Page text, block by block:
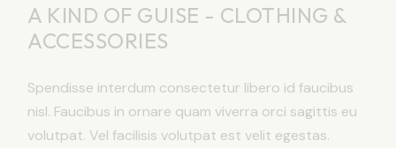
A KIND OF GUISE - CLOTHING &
ACCESSORIES
Spendisse interdum consectetur libero id faucibus
nisl. Faucibus in ornare quam viverra orci sagittis eu
volutpat. Vel facilisis volutpat est velit egestas.